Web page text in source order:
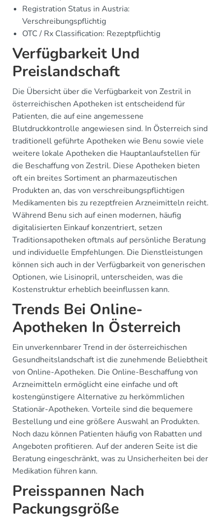
Registration Status in Austria:
Verschreibungspflichtig
OTC / Rx Classification: Rezeptpflichtig
Verfügbarkeit Und
Preislandschaft
Die Übersicht über die Verfügbarkeit von Zestril in
österreichischen Apotheken ist entscheidend für
Patienten, die auf eine angemessene
Blutdruckkontrolle angewiesen sind. In Österreich sind
traditionell geführte Apotheken wie Benu sowie viele
weitere lokale Apotheken die Hauptanlaufstellen für
die Beschaffung von Zestril. Diese Apotheken bieten
oft ein breites Sortiment an pharmazeutischen
Produkten an, das von verschreibungspflichtigen
Medikamenten bis zu rezeptfreien Arzneimitteln reicht.
Während Benu sich auf einen modernen, häufig
digitalisierten Einkauf konzentriert, setzen
Traditionsapotheken oftmals auf persönliche Beratung
und individuelle Empfehlungen. Die Dienstleistungen
können sich auch in der Verfügbarkeit von generischen
Optionen, wie Lisinopril, unterscheiden, was die
Kostenstruktur erheblich beeinflussen kann.
Trends Bei Online-
Apotheken In Österreich
Ein unverkennbarer Trend in der österreichischen
Gesundheitslandschaft ist die zunehmende Beliebtheit
von Online-Apotheken. Die Online-Beschaffung von
Arzneimitteln ermöglicht eine einfache und oft
kostengünstigere Alternative zu herkömmlichen
Stationär-Apotheken. Vorteile sind die bequemere
Bestellung und eine größere Auswahl an Produkten.
Noch dazu können Patienten häufig von Rabatten und
Angeboten profitieren. Auf der anderen Seite ist die
Beratung eingeschränkt, was zu Unsicherheiten bei der
Medikation führen kann.
Preisspannen Nach
Packungsgröße